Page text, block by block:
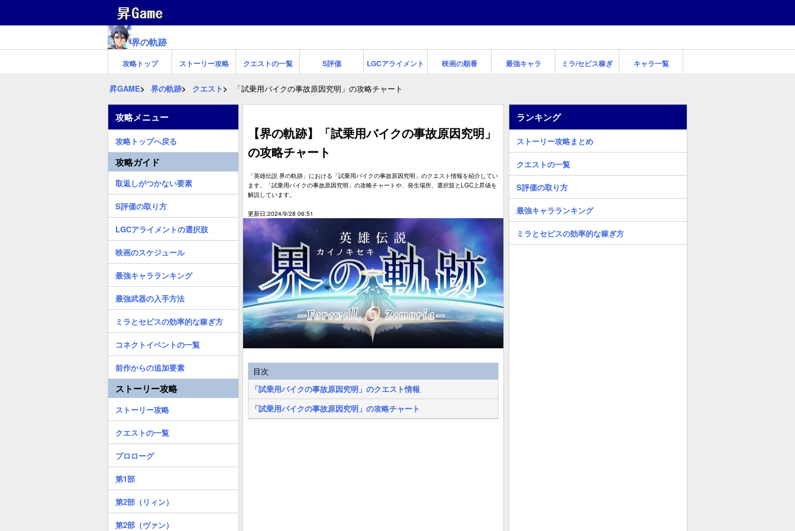
界の軌跡
攻略トップ ストーリー攻略 クエストの一覧 S評価 LGCアライメント 映画の順番 最強キャラ ミラ/セピス稼ぎ キャラ一覧
昇GAME 界の軌跡 クエスト 「試乗用バイクの事故原因究明」の攻略チャート
【界の軌跡】「試乗用バイクの事故原因究明」
の攻略チャート
「英雄伝説 界の軌跡」における「試乗用バイクの事故原因究明」のクエスト情報を紹介してい
ます。「試乗用バイクの事故原因究明」の攻略チャートや、発生場所、選択肢とLGC上昇値を
解説しています。
更新日:2024/9/28 06:51
目次
「試乗用バイクの事故原因究明」のクエスト情報
「試乗用バイクの事故原因究明」の攻略チャート
攻略メニュー
攻略トップへ戻る
攻略ガイド
取返しがつかない要素
S評価の取り方
LGCアライメントの選択肢
映画のスケジュール
最強キャラランキング
最強武器の入手方法
ミラとセピスの効率的な稼ぎ方
コネクトイベントの一覧
前作からの追加要素
ストーリー攻略
ストーリー攻略
クエストの一覧
プロローグ
第1部
第2部（リィン）
第2部（ヴァン）
ランキング
ストーリー攻略まとめ
クエストの一覧
S評価の取り方
最強キャラランキング
ミラとセピスの効率的な稼ぎ方